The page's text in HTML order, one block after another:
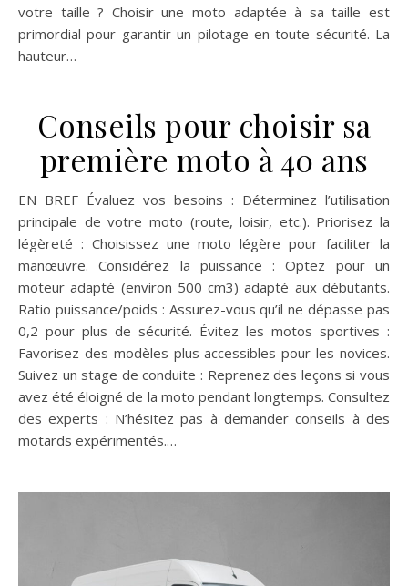
votre taille ? Choisir une moto adaptée à sa taille est
primordial pour garantir un pilotage en toute sécurité. La
hauteur…
Conseils pour choisir sa
première moto à 40 ans
EN BREF Évaluez vos besoins : Déterminez l’utilisation
principale de votre moto (route, loisir, etc.). Priorisez la
légèreté : Choisissez une moto légère pour faciliter la
manœuvre. Considérez la puissance : Optez pour un
moteur adapté (environ 500 cm3) adapté aux débutants.
Ratio puissance/poids : Assurez-vous qu’il ne dépasse pas
0,2 pour plus de sécurité. Évitez les motos sportives :
Favorisez des modèles plus accessibles pour les novices.
Suivez un stage de conduite : Reprenez des leçons si vous
avez été éloigné de la moto pendant longtemps. Consultez
des experts : N’hésitez pas à demander conseils à des
motards expérimentés.…